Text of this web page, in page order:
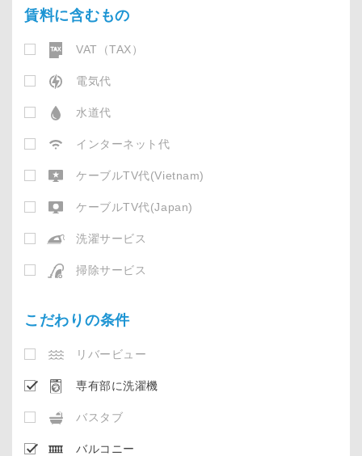
賃料に含むもの
VAT（TAX）
電気代
水道代
インターネット代
ケーブルTV代(Vietnam)
ケーブルTV代(Japan)
洗濯サービス
掃除サービス
こだわりの条件
リバービュー
専有部に洗濯機
バスタブ
バルコニー